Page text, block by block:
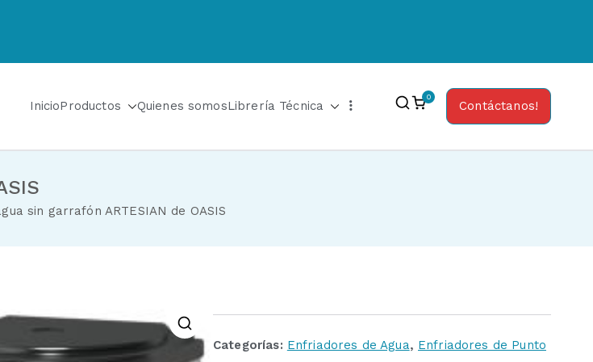
de tratamiento de aguas
InicioProductos Quienes somosLibrería Técnica
0
Contáctanos!
sin garrafón ARTESIAN de OASIS
Categorías: Enfriadores de Agua, Enfriadores de Punto